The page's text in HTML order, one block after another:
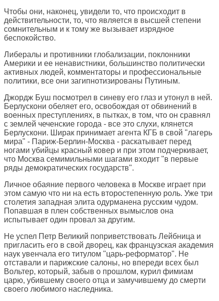
Чтобы они, наконец, увидели то, что происходит в
действительности, то, что является в высшей степени
сомнительным и к тому же вызывает изрядное
беспокойство.
Либералы и противники глобализации, поклонники
Америки и ее ненавистники, большинство политически
активных людей, комментаторы и профессиональные
политики, все они загипнотизированы Путиным.
Джордж Буш посмотрел в синеву его глаз и утонул в ней.
Берлускони обеляет его, освобождая от обвинений в
военных преступлениях, в пытках, в том, что он сравнял
с землей чеченские города - все это слухи, клянется
Берлускони. Ширак принимает агента КГБ в свой "лагерь
мира" - Париж-Берлин-Москва - раскатывает перед
ногами убийцы красный ковер и при этом подчеркивает,
что Москва семимильными шагами входит "в первые
ряды демократических государств".
Личное обаяние первого человека в Москве играет при
этом самую что ни на есть второстепенную роль. Уже три
столетия западная элита одурманена русским чудом.
Попавшая в плен собственных вымыслов она
испытывает один провал за другим.
Не успел Петр Великий поприветствовать Лейбница и
пригласить его в свой дворец, как французская академия
наук увенчала его титулом "царь-реформатор". Не
отставали и парижские салоны, но впереди всех был
Вольтер, который, забыв о прошлом, курил фимиам
царю, убившему своего отца и замучившему до смерти
своего любимого наследника.